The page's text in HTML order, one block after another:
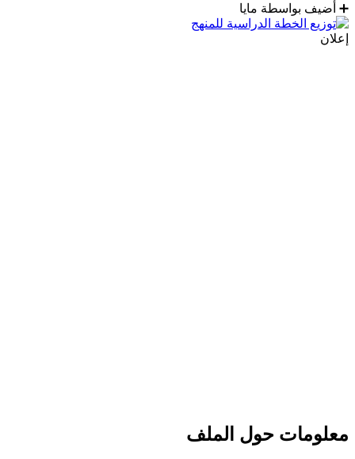
➕
أضيف بواسطة مايا
إعلان
معلومات حول الملف